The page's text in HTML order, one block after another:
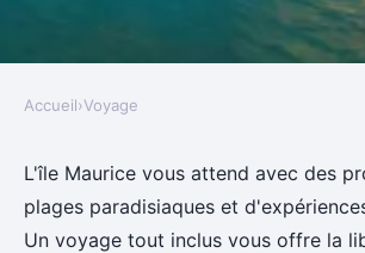
VOYAGE
Explorez l'île maurice
voyage tout inclus
Accueil›Voyage
L'île Maurice vous attend avec des
plages paradisiaques et
Un voyage tout inclus vous offre la